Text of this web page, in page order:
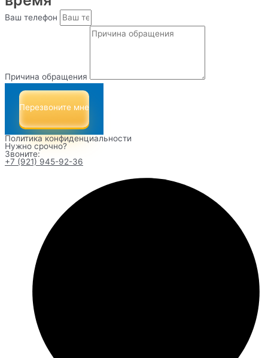
Ваш телефон
Причина обращения
Перезвоните мне
Политика конфиденциальности
Нужно срочно?
Звоните:
+7 (921) 945-92-36